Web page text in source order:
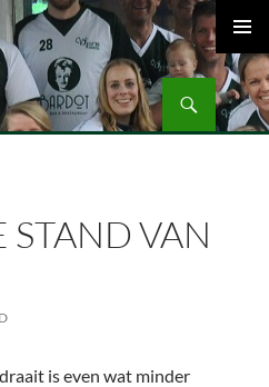
Bardot
MENU
STAND VAN
is even wat minder